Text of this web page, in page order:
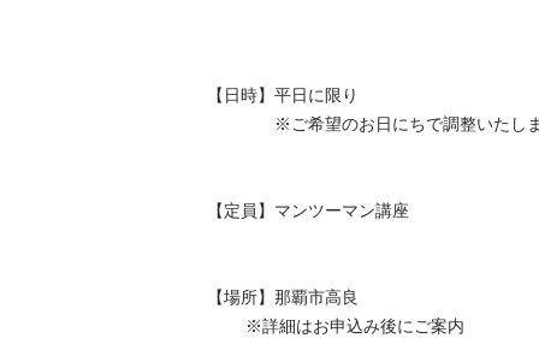
【日時】平日に限り
※ご希望のお日にちで調整いたしま
【定員】マンツーマン講座
【場所】那覇市高良